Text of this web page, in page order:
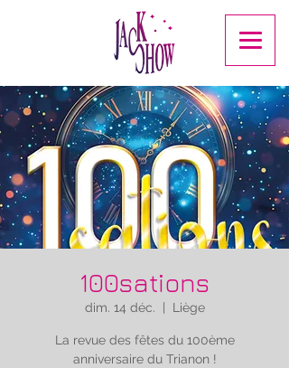
100sations
dim. 14 déc. Liège
La revue des fêtes du 100ème
anniversaire du Trianon !